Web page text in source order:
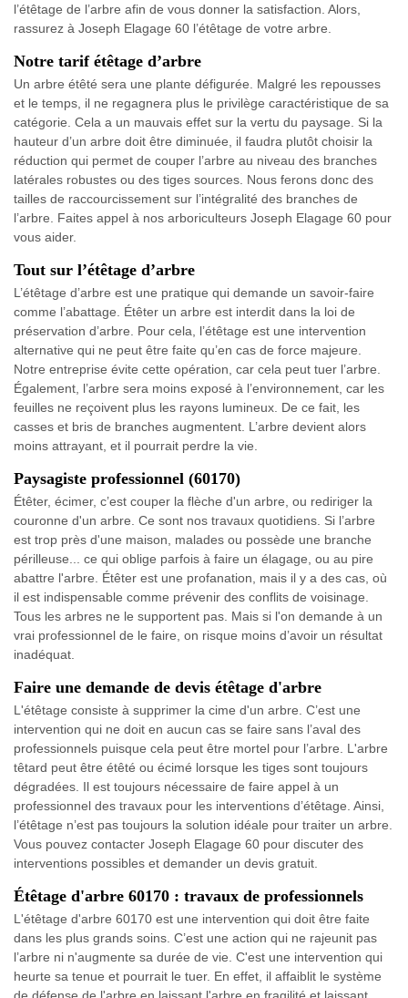
l’étêtage de l’arbre afin de vous donner la satisfaction. Alors,
rassurez à Joseph Elagage 60 l’étêtage de votre arbre.
Notre tarif étêtage d’arbre
Un arbre étêté sera une plante défigurée. Malgré les repousses
et le temps, il ne regagnera plus le privilège caractéristique de sa
catégorie. Cela a un mauvais effet sur la vertu du paysage. Si la
hauteur d’un arbre doit être diminuée, il faudra plutôt choisir la
réduction qui permet de couper l’arbre au niveau des branches
latérales robustes ou des tiges sources. Nous ferons donc des
tailles de raccourcissement sur l’intégralité des branches de
l’arbre. Faites appel à nos arboriculteurs Joseph Elagage 60 pour
vous aider.
Tout sur l’étêtage d’arbre
L’étêtage d’arbre est une pratique qui demande un savoir-faire
comme l’abattage. Étêter un arbre est interdit dans la loi de
préservation d’arbre. Pour cela, l’étêtage est une intervention
alternative qui ne peut être faite qu’en cas de force majeure.
Notre entreprise évite cette opération, car cela peut tuer l’arbre.
Également, l’arbre sera moins exposé à l’environnement, car les
feuilles ne reçoivent plus les rayons lumineux. De ce fait, les
casses et bris de branches augmentent. L’arbre devient alors
moins attrayant, et il pourrait perdre la vie.
Paysagiste professionnel (60170)
Étêter, écimer, c’est couper la flèche d'un arbre, ou rediriger la
couronne d'un arbre. Ce sont nos travaux quotidiens. Si l’arbre
est trop près d'une maison, malades ou possède une branche
périlleuse... ce qui oblige parfois à faire un élagage, ou au pire
abattre l'arbre. Étêter est une profanation, mais il y a des cas, où
il est indispensable comme prévenir des conflits de voisinage.
Tous les arbres ne le supportent pas. Mais si l'on demande à un
vrai professionnel de le faire, on risque moins d’avoir un résultat
inadéquat.
Faire une demande de devis étêtage d'arbre
L'étêtage consiste à supprimer la cime d'un arbre. C’est une
intervention qui ne doit en aucun cas se faire sans l’aval des
professionnels puisque cela peut être mortel pour l’arbre. L'arbre
têtard peut être étêté ou écimé lorsque les tiges sont toujours
dégradées. Il est toujours nécessaire de faire appel à un
professionnel des travaux pour les interventions d’étêtage. Ainsi,
l’étêtage n’est pas toujours la solution idéale pour traiter un arbre.
Vous pouvez contacter Joseph Elagage 60 pour discuter des
interventions possibles et demander un devis gratuit.
Étêtage d'arbre 60170 : travaux de professionnels
L'étêtage d'arbre 60170 est une intervention qui doit être faite
dans les plus grands soins. C’est une action qui ne rajeunit pas
l’arbre ni n'augmente sa durée de vie. C'est une intervention qui
heurte sa tenue et pourrait le tuer. En effet, il affaiblit le système